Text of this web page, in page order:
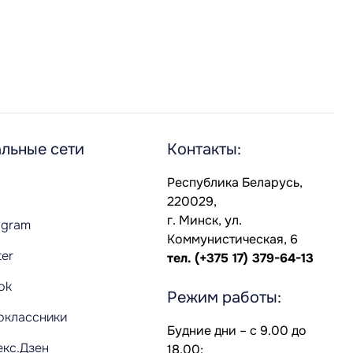
сети Контакты:
Республика Беларусь,
220029,
г. Минск, ул.
Коммунистическая, 6
тел. (+375 17) 379-64-13
Режим работы:
Будние дни – с 9.00 до